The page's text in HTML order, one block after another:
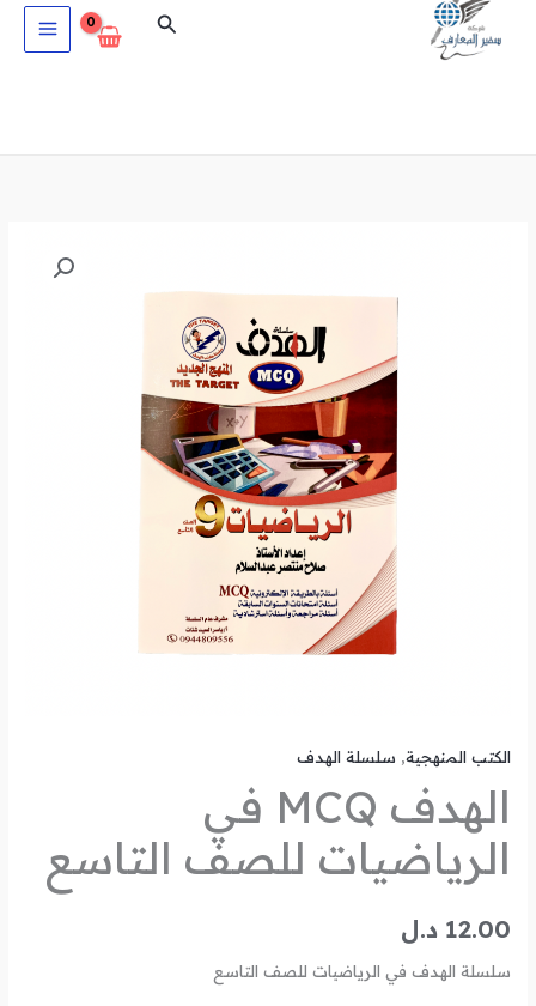
البحث
الكتب المنهجية, سلسلة الهدف
الهدف MCQ في
الرياضيات للصف التاسع
12.00 د.ل
سلسلة الهدف في الرياضيات للصف التاسع